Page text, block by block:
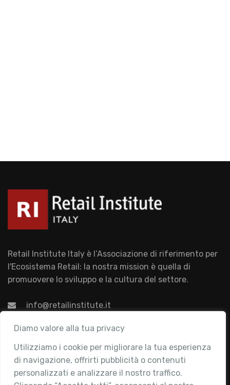
Diamo valore alla tua privacy
Utilizziamo i cookie per migliorare la tua esperienza
di navigazione, offrirti pubblicità o contenuti
personalizzati e analizzare il nostro traffico.
Retail Institute Italy è l’Associazione di riferimento per
l'Ecosistema Retail: la nostra mission è quella di
promuovere lo sviluppo e la cultura del settore.
info@retailinstitute.it
Associazione
Chi siamo
Attività
Contatti